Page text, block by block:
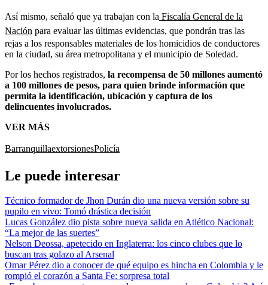
Así mismo, señaló que ya trabajan con la Fiscalía General de la
Nación para evaluar las últimas evidencias, que pondrán tras las
rejas a los responsables materiales de los homicidios de conductores
en la ciudad, su área metropolitana y el municipio de Soledad.
Por los hechos registrados, la recompensa de 50 millones aumentó
a 100 millones de pesos, para quien brinde información que
permita la identificación, ubicación y captura de los
delincuentes involucrados.
VER MÁS
BarranquillaextorsionesPolicía
Le puede interesar
Técnico formador de Jhon Durán dio una nueva versión sobre su
pupilo en vivo: Tomó drástica decisión
Lucas González dio pista sobre nueva salida en Atlético Nacional:
“La mejor de las suertes”
Nelson Deossa, apetecido en Inglaterra: los cinco clubes que lo
buscan tras golazo al Arsenal
Omar Pérez dio a conocer de qué equipo es hincha en Colombia y le
rompió el corazón a Santa Fe: sorpresa total